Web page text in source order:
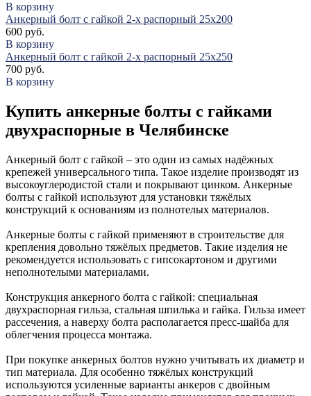
В корзину
Анкерный болт с гайкой 2-х распорный 25х200
600 руб.
В корзину
Анкерный болт с гайкой 2-х распорный 25х250
700 руб.
В корзину
Купить анкерные болты с гайками
двухраспорные в Челябинске
Анкерный болт с гайкой – это один из самых надёжных
крепежей универсального типа. Такое изделие производят из
высокоуглеродистой стали и покрывают цинком. Анкерные
болты с гайкой используют для установки тяжёлых
конструкций к основаниям из полнотелых материалов.
Анкерные болты с гайкой применяют в строительстве для
крепления довольно тяжёлых предметов. Такие изделия не
рекомендуется использовать с гипсокартоном и другими
неполнотелыми материалами.
Конструкция анкерного болта с гайкой: специальная
двухраспорная гильза, стальная шпилька и гайка. Гильза имеет
рассечения, а наверху болта располагается пресс-шайба для
облегчения процесса монтажа.
При покупке анкерных болтов нужно учитывать их диаметр и
тип материала. Для особенно тяжёлых конструкций
используются усиленные варианты анкеров с двойным